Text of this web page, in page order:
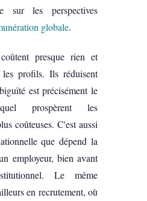
sur les perspectives
globale.
presque rien et
profils. Ils réduisent
est précisément le
prospèrent les
coûteuses. C'est aussi
que dépend la
employeur, bien avant
Le même
en recrutement, où